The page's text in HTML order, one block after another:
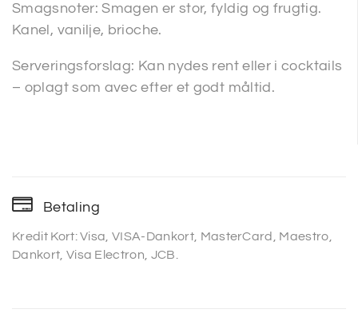
Smagsnoter: Smagen er stor, fyldig og frugtig.
Kanel, vanilje, brioche.
Serveringsforslag: Kan nydes rent eller i cocktails
– oplagt som avec efter et godt måltid.
Betaling
Kredit Kort: Visa, VISA-Dankort, MasterCard, Maestro,
Dankort, Visa Electron, JCB.